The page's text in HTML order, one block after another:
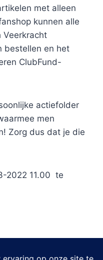
met alleen
kunnen alle
Veerkracht
bestellen en het
ClubFund-
actiefolder
men
Zorg dus dat je die
2022 11.00 te